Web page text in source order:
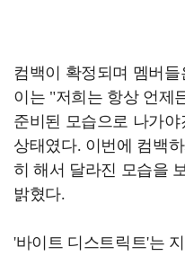
컴백이 확정되며 멤버
이는 "저희는 항상 언제
준비된 모습으로 나가
상태였다. 이번에 컴백
히 해서 달라진 모습을
밝혔다.
'바이트 디스트릭트'는